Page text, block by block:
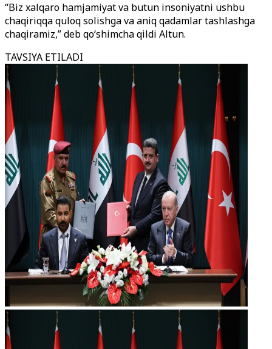
“Biz xalqaro hamjamiyat va butun insoniyatni ushbu
chaqiriqqa quloq solishga va aniq qadamlar tashlashga
chaqiramiz,” deb qo‘shimcha qildi Altun.
TAVSIYA ETILADI